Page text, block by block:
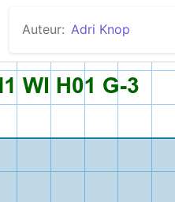
Auteur: Adri Knop